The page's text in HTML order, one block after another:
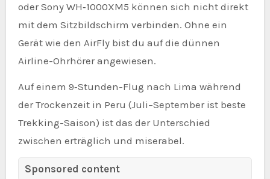
oder Sony WH‑1000XM5 können sich nicht direkt
mit dem Sitzbildschirm verbinden. Ohne ein
Gerät wie den AirFly bist du auf die dünnen
Airline-Ohrhörer angewiesen.
Auf einem 9‑Stunden-Flug nach Lima während
der Trockenzeit in Peru (Juli–September ist beste
Trekking-Saison) ist das der Unterschied
zwischen erträglich und miserabel.
Sponsored content